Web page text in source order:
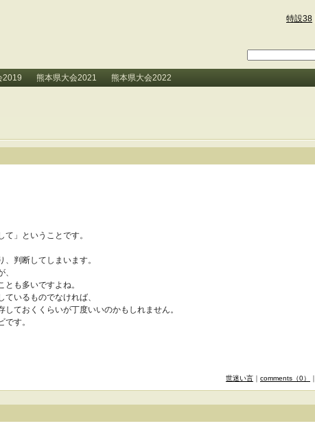
特設38
2019 熊本県大会2021 熊本県大会2022
」ということです。
判断してしまいます。
も多いですよね。
いるものでなければ、
ておくくらいが丁度いいのかもしれません。
す。
世迷い言 ｜ comments（0） ｜